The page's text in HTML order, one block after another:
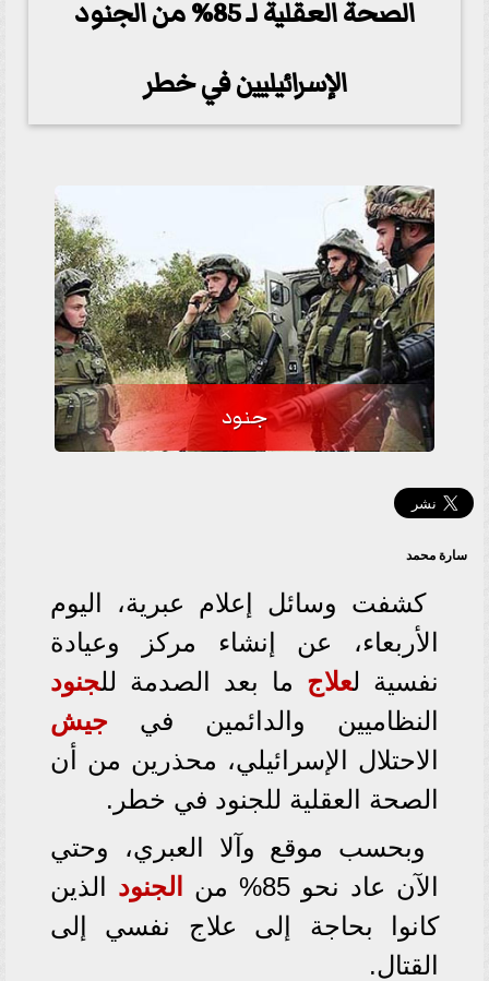
الصحة العقلية لـ 85% من الجنود
الإسرائيليين في خطر
جنود
سارة محمد
كشفت وسائل إعلام عبرية، اليوم
الأربعاء، عن إنشاء مركز وعيادة
نفسية لعلاج ما بعد الصدمة للجنود
النظاميين والدائمين في جيش
الاحتلال الإسرائيلي، محذرين من أن
الصحة العقلية للجنود في خطر.
وبحسب موقع وآلا العبري، وحتي
الآن عاد نحو 85% من
الجنود الذين
كانوا بحاجة إلى علاج نفسي إلى
القتال.